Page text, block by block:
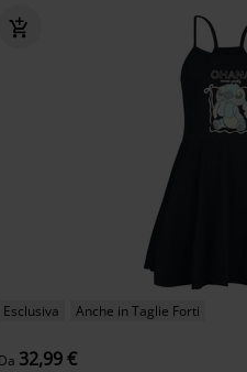
Esclusiva Anche in Taglie Forti
Da 32,99 €